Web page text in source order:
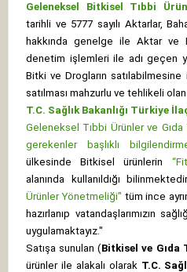
Geleneksel Bitkisel Tıbbi
tarihli ve 5777 sayılı Aktarlar,
hakkında genelge ile Aktar ve
denetim işlemleri ile adı geçen
Bitki ve Drogların
satılması mahzurlu ve tehlikeli
T.C. Sağlık Bakanlığı Türkiye
Geleneksel Tıbbi Ürünler ve
gerekenler başlıklı
ülkesinde Bitkisel ürünlerin
alanında kullanıldığı
Ürünler Yönetmeliği" tüm ince
hazırlanıp vatandaşlarımızın
uygulamaktayız."
Satışa sunulan (Bitkisel ve Gıda
ürünler ile alakalı olarak T.C.